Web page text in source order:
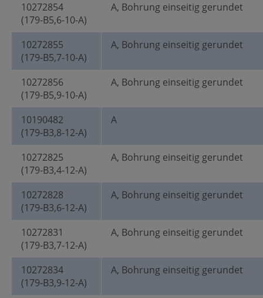
10272854
(179-B5,6-10-A)
A, Bohrung einseitig gerundet
10272855
(179-B5,7-10-A)
A, Bohrung einseitig gerundet
10272856
(179-B5,9-10-A)
A, Bohrung einseitig gerundet
10190482
(179-B3,8-12-A)
A
10272825
(179-B3,4-12-A)
A, Bohrung einseitig gerundet
10272828
(179-B3,6-12-A)
A, Bohrung einseitig gerundet
10272831
(179-B3,7-12-A)
A, Bohrung einseitig gerundet
10272834
(179-B3,9-12-A)
A, Bohrung einseitig gerundet